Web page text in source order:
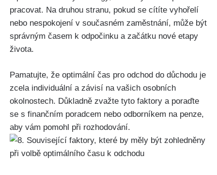
pracovat. Na druhou stranu, pokud se cítíte vyhořelí
nebo nespokojení v současném zaměstnání, může být
správným časem k odpočinku a začátku nové etapy
života.
Pamatujte, že optimální čas pro odchod do důchodu je
zcela individuální a závisí na vašich osobních
okolnostech. Důkladně zvažte tyto faktory a poraďte
se s finančním poradcem nebo odborníkem na penze,
aby vám pomohl při rozhodování.